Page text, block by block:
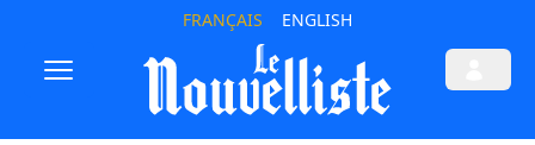
FRANÇAIS ENGLISH